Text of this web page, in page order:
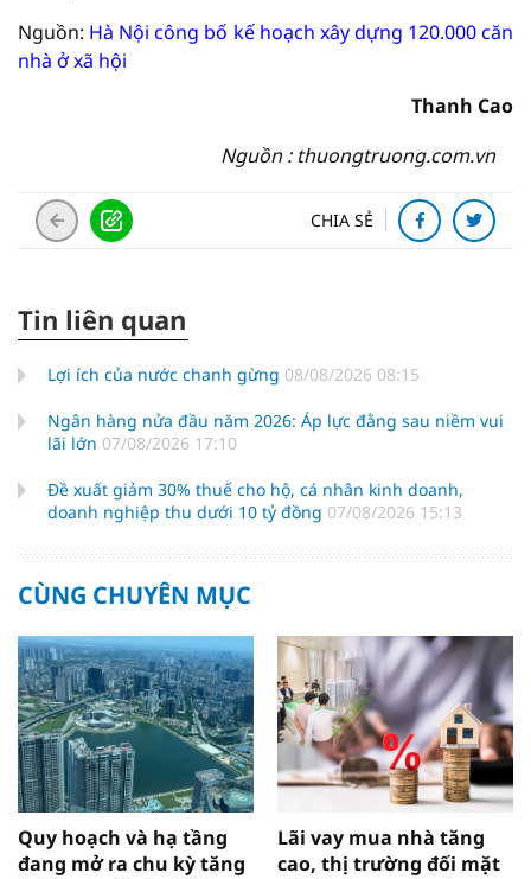
Nguồn: Hà Nội công bố kế hoạch xây dựng 120.000 căn
nhà ở xã hội
Thanh Cao
Nguồn : thuongtruong.com.vn
CHIA SẺ
Tin liên quan
Lợi ích của nước chanh gừng 08/08/2026 08:15
Ngân hàng nửa đầu năm 2026: Áp lực đằng sau niềm vui
lãi lớn 07/08/2026 17:10
Đề xuất giảm 30% thuế cho hộ, cá nhân kinh doanh,
doanh nghiệp thu dưới 10 tỷ đồng 07/08/2026 15:13
CÙNG CHUYÊN MỤC
Quy hoạch và hạ tầng
đang mở ra chu kỳ tăng
Lãi vay mua nhà tăng
cao, thị trường đối mặt